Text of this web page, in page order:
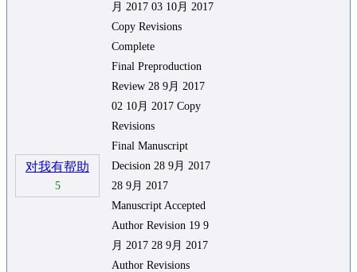
对我有帮助
5
月 2017 03 10月 2017
Copy Revisions
Complete
Final Preproduction
Review 28 9月 2017
02 10月 2017 Copy
Revisions
Final Manuscript
Decision 28 9月 2017
28 9月 2017
Manuscript Accepted
Author Revision 19 9
月 2017 28 9月 2017
Author Revisions